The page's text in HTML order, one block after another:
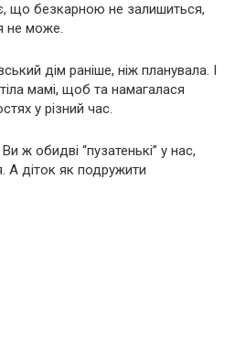
що безкарною не залишиться,
не може.
дім раніше, ніж планувала. І
мамі, щоб та намагалася
у різний час.
ж обидві “пузатенькі” у нас,
А діток як подружити